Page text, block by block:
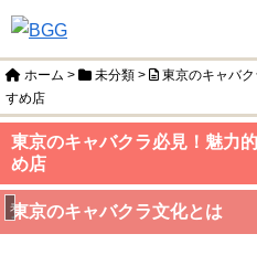
ホーム > 未分類 >
東京のキャバ
すめ店
東京のキャバクラ必見！魅力
め店
未分類
東京のキャバクラ文化とは